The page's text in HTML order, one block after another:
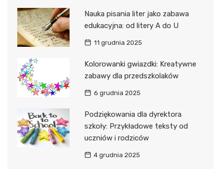
Nauka pisania liter jako zabawa
edukacyjna: od litery A do U
11 grudnia 2025
Kolorowanki gwiazdki: Kreatywne
zabawy dla przedszkolaków
6 grudnia 2025
Podziękowania dla dyrektora
szkoły: Przykładowe teksty od
uczniów i rodziców
4 grudnia 2025